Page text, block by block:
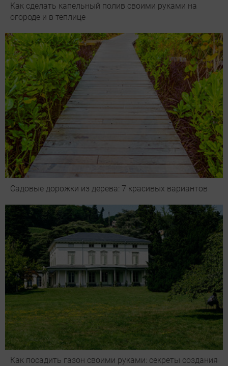
Как сделать капельный полив своими руками на
огороде и в теплице
Садовые дорожки из дерева: 7 красивых вариантов
Как посадить газон своими руками: секреты создания